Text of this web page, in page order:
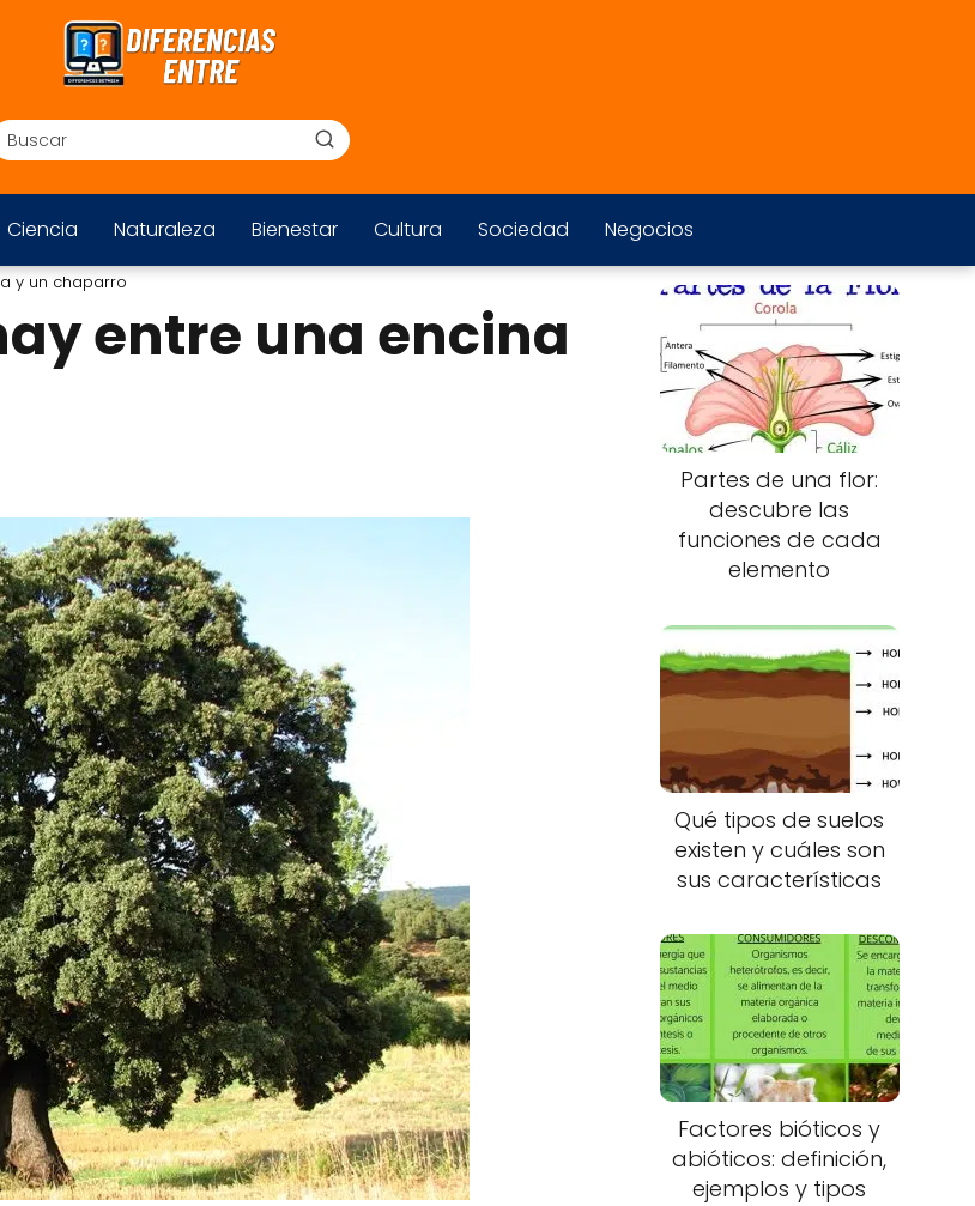
Ciencia Naturaleza Bienestar Cultura Sociedad Negocios
y un chaparro
entre una encina
Partes de una flor:
descubre las
funciones de cada
elemento
Qué tipos de suelos
existen y cuáles son
sus características
Factores bióticos y
abióticos: definición,
ejemplos y tipos